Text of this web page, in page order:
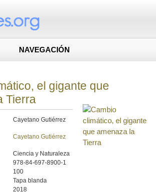
NAVEGACIÓN
el gigante que
Tierra
Cayetano Gutiérrez
Cayetano Gutiérrez
Ciencia y Naturaleza
978-84-697-8900-1
100
Tapa blanda
2018